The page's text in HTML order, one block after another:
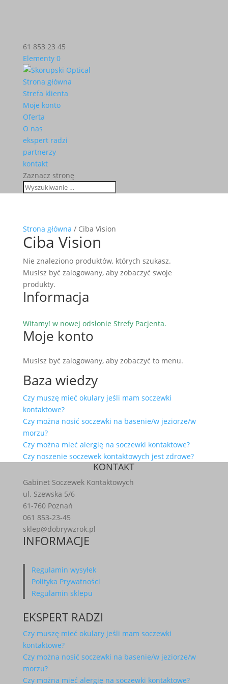
61 853 23 45
Elementy 0
Strona główna
Strefa klienta
Moje konto
Oferta
O nas
ekspert radzi
partnerzy
kontakt
Zaznacz stronę
Strona główna / Ciba Vision
Ciba Vision
Nie znaleziono produktów, których szukasz.
Musisz być zalogowany, aby zobaczyć swoje
produkty.
Informacja
Witamy! w nowej odsłonie Strefy Pacjenta.
Moje konto
Musisz być zalogowany, aby zobaczyć to menu.
Baza wiedzy
Czy muszę mieć okulary jeśli mam soczewki
kontaktowe?
Czy można nosić soczewki na basenie/w jeziorze/w
morzu?
Czy można mieć alergię na soczewki kontaktowe?
Czy noszenie soczewek kontaktowych jest zdrowe?
KONTAKT
Gabinet Soczewek Kontaktowych
ul. Szewska 5/6
61-760 Poznań
061 853-23-45
sklep@dobrywzrok.pl
INFORMACJE
Regulamin wysyłek
Polityka Prywatności
Regulamin sklepu
EKSPERT RADZI
Czy muszę mieć okulary jeśli mam soczewki
kontaktowe?
Czy można nosić soczewki na basenie/w jeziorze/w
morzu?
Czy można mieć alergię na soczewki kontaktowe?